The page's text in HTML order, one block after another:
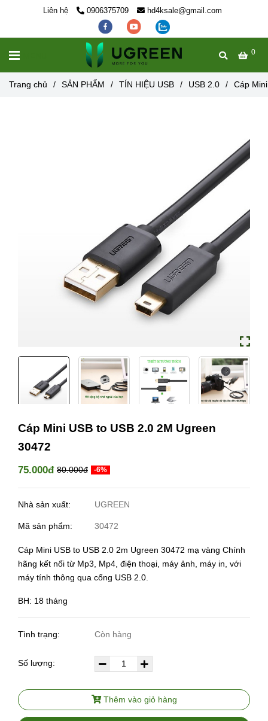
Liên hệ 0906375709 hd4ksale@gmail.com
0
Trang chủ / SẢN PHẨM / TÍN HIỆU USB / USB 2.0 / Cáp
Cáp Mini USB to USB 2.0 2M Ugreen
30472
75.000đ 80.000đ -6%
Nhà sản xuất: UGREEN
Mã sản phẩm: 30472
Cáp Mini USB to USB 2.0 2m Ugreen 30472 mạ vàng Chính
hãng kết nối từ Mp3, Mp4, điện thoại, máy ảnh, máy in, với
máy tính thông qua cổng USB 2.0.
BH: 18 tháng
Tình trạng: Còn hàng
Số lượng:
Thêm vào giỏ hàng